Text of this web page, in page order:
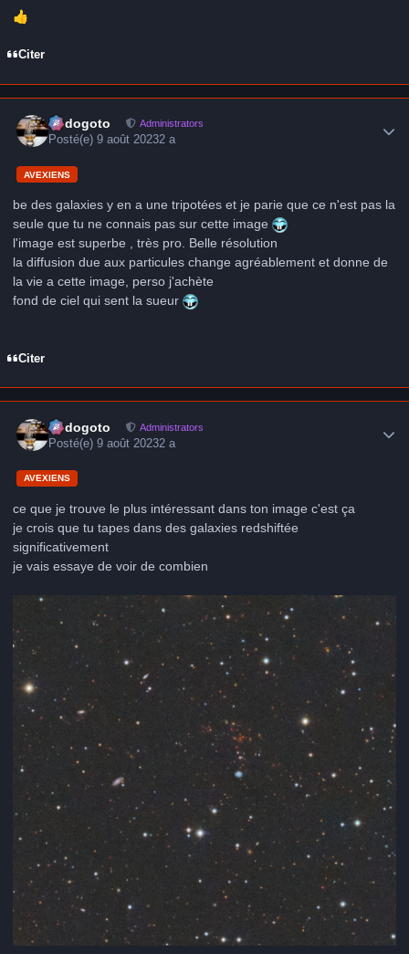
👍
Citer
frédogoto Administrators
Posté(e)9 août 20232 a
AVEXIENS
be des galaxies y en a une tripotées et je parie que ce n'est pas la
seule que tu ne connais pas sur cette image
l'image est superbe , très pro. Belle résolution
la diffusion due aux particules change agréablement et donne de
la vie a cette image, perso j'achète
fond de ciel qui sent la sueur
Citer
frédogoto Administrators
Posté(e)9 août 20232 a
AVEXIENS
ce que je trouve le plus intéressant dans ton image c'est ça
je crois que tu tapes dans des galaxies redshiftée
significativement
je vais essaye de voir de combien